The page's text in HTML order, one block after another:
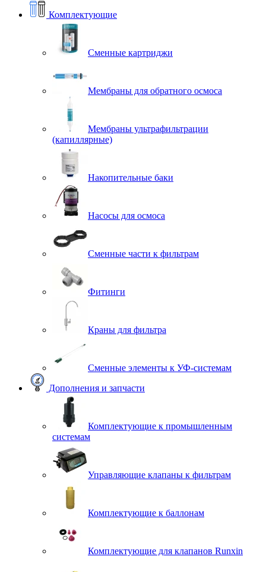
Комплектующие
Сменные картриджи
Мембраны для обратного осмоса
Мембраны ультрафильтрации
(капиллярные)
Накопительные баки
Насосы для осмоса
Сменные части к фильтрам
Фитинги
Краны для фильтра
Сменные элементы к УФ-системам
Дополнения и запчасти
Комплектующие к промышленным
системам
Управляющие клапаны к фильтрам
Комплектующие к баллонам
Комплектующие для клапанов Runxin